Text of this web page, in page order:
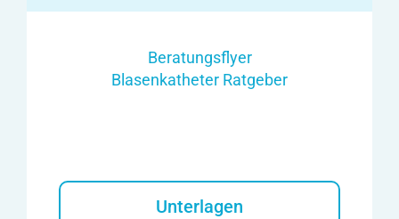
Beratungsflyer
Blasenkatheter Ratgeber
Unterlagen